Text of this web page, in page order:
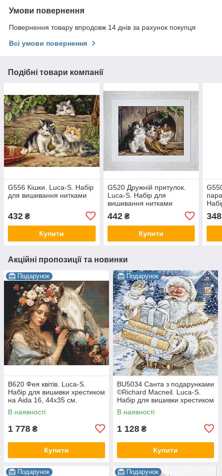
Умови повернення
Повернення товару впродовж 14 днів за рахунок покупця
Всі умови повернення
Подібні товари компанії
G556 Кішки. Luca-S. Набір
для вишивання нитками
432 ₴
Купити
G520 Дружній притулок.
Luca-S. Набір для
вишивання нитками
442₴
Купити
348
Акційні пропозиції та новинки
Подарунок
B620 Фея квітів. Luca-S.
Набір для вишивки хрестиком
на Aida 16, 44х35 см.
В наявності
1 778 ₴
Купити
Подарунок
BU5034 Санта з подарунками
©Richard Macneil. Luca-S.
Набір для вишивки хрестиком
В наявності
1 128 ₴
Купити
Подарунок Подарунок